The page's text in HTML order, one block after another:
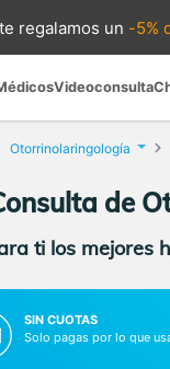
regalamos un -5%
Videoconsulta
Otorrinolaringología
de
ti los mejores
SIN CUOTAS
Solo pagas por lo que